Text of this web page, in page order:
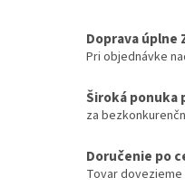
Doprava úplne
Pri objednávke
Široká ponuka
za
Doručenie po
Tovar